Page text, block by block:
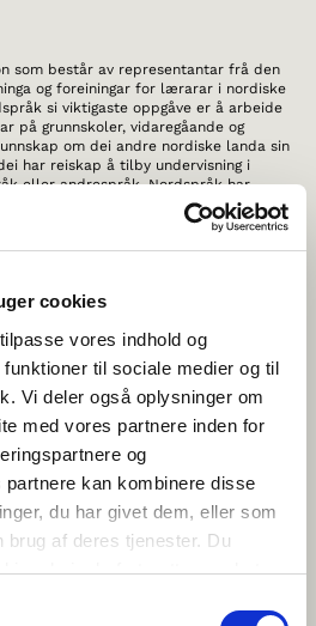
cookies
vores indhold og
til sociale medier og til
Vi deler også oplysninger om
med vores partnere inden for
og
kan kombinere disse
du har givet dem, eller som
brug af deres tjenester. Du
hvis du fortsætter med at
som består av representantar frå den
og foreiningar for lærarar i nordiske
si viktigaste oppgåve er å arbeide
på grunnskoler, vidaregåande og
om dei andre nordiske landa sin
har reiskap å tilby undervisning i
eller andrespråk. Nordspråk har
og publikasjonar til nordiske lærarar i
straumdraga i nordisk
du kan fordjupe deg i meir enn 1000 års
Norge, Danmark, Finland,
Åland. Alt skrive av den leiande
til born og unge som er nysgjerrige på
til vaksne slektingar av
Her kan du sjå filmar der
klokare på nordiske teiknspråk. Kva